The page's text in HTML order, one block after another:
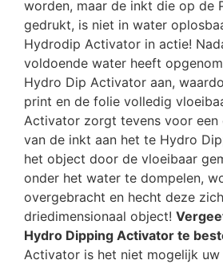
worden, maar de inkt die op de
gedrukt, is niet in water
Hydrodip Activator in actie!
voldoende water heeft
Hydro Dip Activator aan,
print en de folie volledig
Activator zorgt tevens voor een
van de inkt aan het te Hydro
het object door de vloeibaar
onder het water te dompelen,
overgebracht en hecht deze
driedimensionaal object!
Hydro Dipping Activator te
Activator is het niet mogelijk